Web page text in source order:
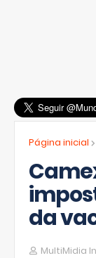
Página inicial
da
MultiMidia